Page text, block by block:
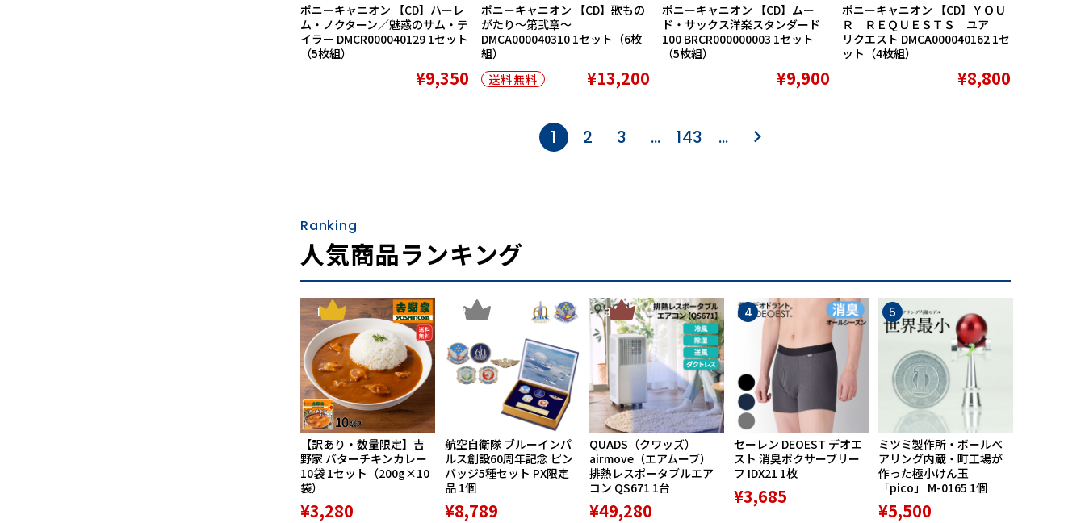
ポニーキャニオン 【CD】ハーレ
ム・ノクターン／魅惑のサム・テ
イラー DMCR000040129 1セット
（5枚組）
¥9,350
ポニーキャニオン 【CD】歌もの
がたり〜第弐章〜
DMCA000040310 1セット（6枚
組）
送料無料
¥13,200
ポニーキャニオン 【CD】ムー
ド・サックス洋楽スタンダード
100 BRCR000000003 1セット
（5枚組）
¥9,900
ポニーキャニオン 【CD】ＹＯＵ
Ｒ ＲＥＱＵＥＳＴＳ ユア
リクエスト DMCA000040162 1セ
ット（4枚組）
¥8,800
1 2 3 … 143 …
Ranking
人気商品ランキング
1
【訳あり・数量限定】吉
野家 バターチキンカレー
10袋 1セット（200g×10
袋）
¥3,280
2
航空自衛隊 ブルーインパ
ルス創設60周年記念 ピン
バッジ5種セット PX限定
品 1個
¥8,789
3
QUADS（クワッズ）
airmove（エアムーブ）
排熱レスポータブルエア
コン QS671 1台
¥49,280
4
セーレン DEOEST デオエ
スト 消臭ボクサーブリー
フ IDX21 1枚
¥3,685
5
ミツミ製作所・ボールベ
アリング内蔵・町工場が
作った極小けん玉
「pico」 M-0165 1個
¥5,500